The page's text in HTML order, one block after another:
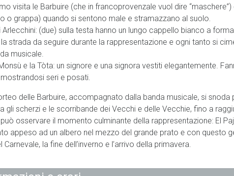
visita le Barbuire (che in francoprovenzale vuol dire
o grappa) quando si sentono male e stramazzano al suolo.
(due) sulla testa hanno un lungo cappello bianco a forma
strada da seguire durante la rappresentazione e ogni tanto si
musicale.
e la Tòta: un signore e una signora vestiti elegantemente.
seri e posati.
delle Barbuire, accompagnato dalla banda musicale, si
gli scherzi e le scorribande dei Vecchi e delle Vecchie, fino a
osservare il momento culminante della rappresentazione: El
appeso ad un albero nel mezzo del grande prato e con questo
Carnevale, la fine dell’inverno e l’arrivo della primavera.